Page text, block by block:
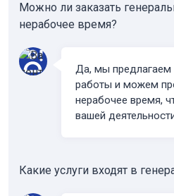
Можно ли заказать
нерабочее время?
Да, мы предлагаем
работы и можем
нерабочее время,
вашей
Какие услуги входят в